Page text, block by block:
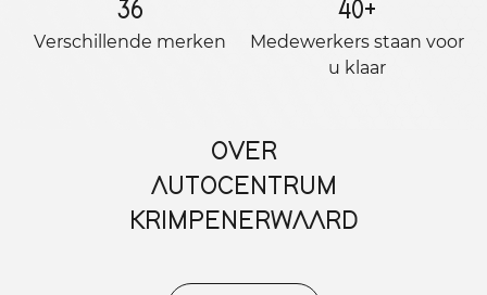
36
Verschillende merken
40+
Medewerkers staan ​​voor
u klaar
OVER
AUTOCENTRUM
KRIMPENERWAARD